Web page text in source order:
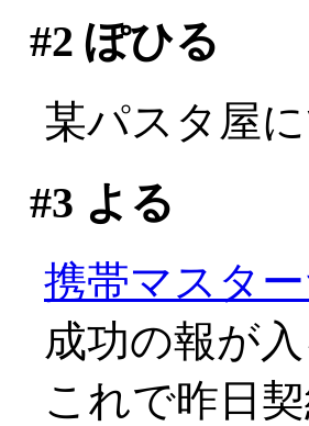
#2 ぽひる
某パスタ屋
#3 よる
携帯マスタ
成功の報が
これで昨日